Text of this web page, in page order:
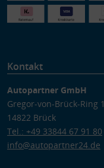
Kontakt
Autopartner GmbH
Gregor-von-Brück-Ring 1
14822 Brück
Tel.: +49 33844 67 91 80
info@autopartner24.de